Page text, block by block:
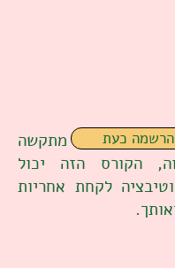
בעבר או מתקשה
הקורס הזה יכול
לקחת אחריות
כעת